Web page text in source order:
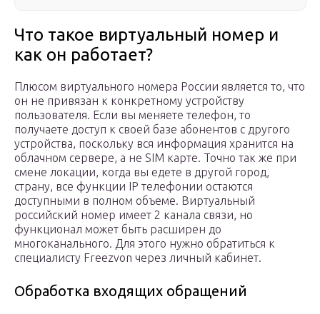
Что такое виртуальный номер и
как он работает?
Плюсом виртуального номера России является то, что
он не привязан к конкретному устройству
пользователя. Если вы меняете телефон, то
получаете доступ к своей базе абонентов с другого
устройства, поскольку вся информация хранится на
облачном сервере, а не SIM карте. Точно так же при
смене локации, когда вы едете в другой город,
страну, все функции IP телефонии остаются
доступными в полном объеме. Виртуальный
российский номер имеет 2 канала связи, но
функционал может быть расширен до
многоканального. Для этого нужно обратиться к
специалисту Freezvon через личный кабинет.
Обработка входящих обращений